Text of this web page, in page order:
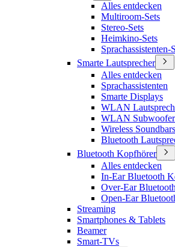
Alles entdecken
Multiroom-Sets
Stereo-Sets
Heimkino-Sets
Sprachassistenten-
Smarte Lautsprecher
Alles entdecken
Sprachassistenten
Smarte Displays
WLAN
WLAN
Wireless Soundbars
Bluetooth
Bluetooth Kopfhörer
Alles entdecken
In-Ear Bluetooth
Over-Ear
Open-Ear
Streaming
Smartphones & Tablets
Beamer
Smart-TVs